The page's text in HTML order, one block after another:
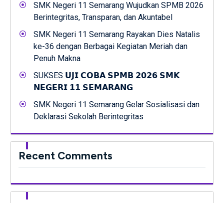
SMK Negeri 11 Semarang Wujudkan SPMB 2026
Berintegritas, Transparan, dan Akuntabel
SMK Negeri 11 Semarang Rayakan Dies Natalis
ke-36 dengan Berbagai Kegiatan Meriah dan
Penuh Makna
SUKSES 𝗨𝗝𝗜 𝗖𝗢𝗕𝗔 𝗦𝗣𝗠𝗕 𝟮𝟬𝟮𝟲 𝗦𝗠𝗞
𝗡𝗘𝗚𝗘𝗥𝗜 𝟭𝟭 𝗦𝗘𝗠𝗔𝗥𝗔𝗡𝗚
SMK Negeri 11 Semarang Gelar Sosialisasi dan
Deklarasi Sekolah Berintegritas
Recent Comments